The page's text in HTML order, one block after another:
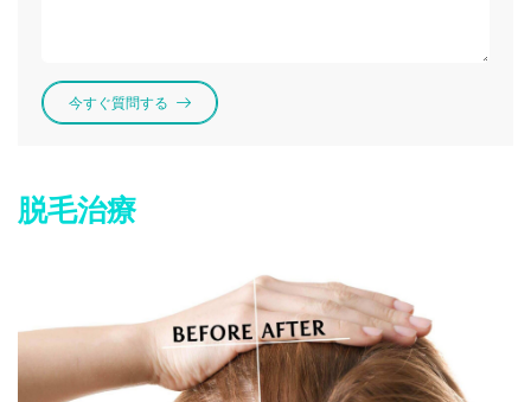
今すぐ質問する
脱毛治療